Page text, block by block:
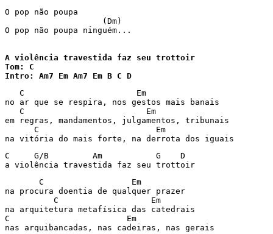
O pop não poupa
                    (Dm)
O pop não poupa ninguém...
A violência travestida faz seu trottoir
Tom: C
Intro: Am7 Em Am7 Em B C D
   C                       Em
no ar que se respira, nos gestos mais banais
   C                         Em
em regras, mandamentos, julgamentos, tribunais
      C                        Em
na vitória do mais forte, na derrota dos iguais
C     G/B         Am           G    D
a violência travestida faz seu trottoir
       C                  Em
na procura doentia de qualquer prazer
          C                   Em
na arquitetura metafísica das catedrais
C                        Em
nas arquibancadas, nas cadeiras, nas gerais